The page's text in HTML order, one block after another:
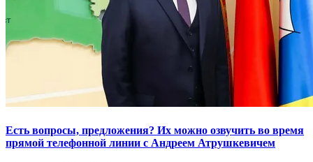
Есть вопросы, предложения? Их можно озвучить во время
прямой телефонной линии с Андреем Атрушкевичем